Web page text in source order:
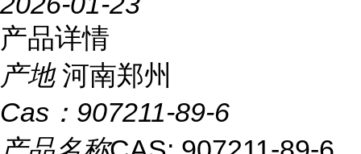
产品详情
产地 河南郑州
Cas： 907211-89-6